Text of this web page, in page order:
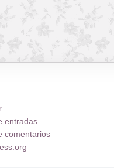
entradas
comentarios